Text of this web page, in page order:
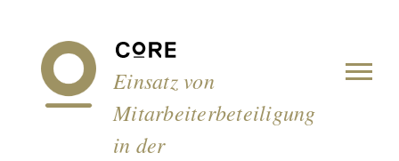
Einsatz von
Mitarbeiterbeteiligung
in der